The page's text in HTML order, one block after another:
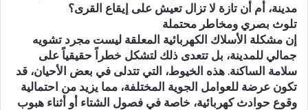
مدينة، أم أن تازة لا تزال تعيش على إيقاع القرى؟
تلوث بصري ومخاطر محتملة
إن مشكلة الأسلاك الكهربائية المعلقة ليست مجرد تشويه
جمالي للمدينة، بل تتعدى ذلك لتشكل خطراً حقيقياً على
سلامة الساكنة. هذه الخيوط، التي تتدلى في بعض الأحيان، قد
تكون عرضة للعوامل الجوية المختلفة، مما يزيد من احتمالية
وقوع حوادث كهربائية، خاصة في فصول الشتاء أو أثناء هبوب